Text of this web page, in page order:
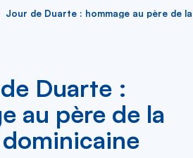
Jour de Duarte : hommage au père de
Duarte :
au père de la